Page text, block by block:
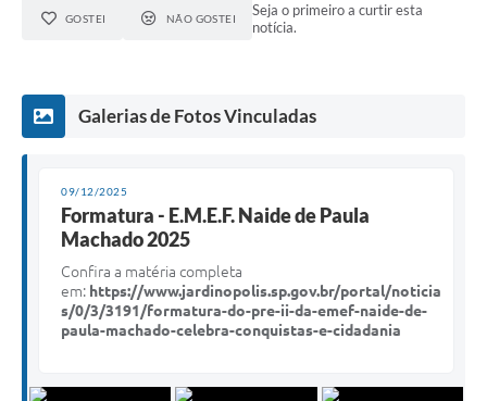
GOSTEI NÃO GOSTEI
Seja o primeiro a curtir esta
notícia.
Galerias de Fotos Vinculadas
09/12/2025
Formatura - E.M.E.F. Naide de Paula
Machado 2025
Confira a matéria completa
em: https://www.jardinopolis.sp.gov.br/portal/noticia
s/0/3/3191/formatura-do-pre-ii-da-emef-naide-de-
paula-machado-celebra-conquistas-e-cidadania